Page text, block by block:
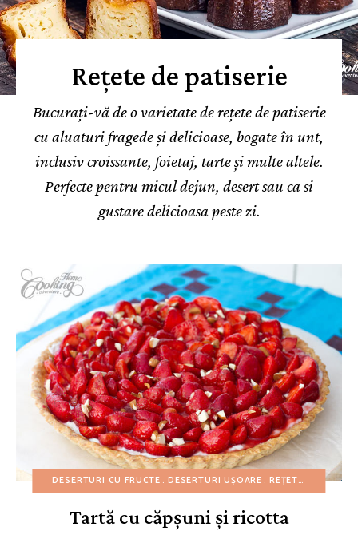
Rețete de patiserie
Bucurați-vă de o varietate de rețete de patiserie
cu aluaturi fragede și delicioase, bogate în unt,
inclusiv croissante, foietaj, tarte și multe altele.
Perfecte pentru micul dejun, desert sau ca si
gustare delicioasa peste zi.
DESERTURI CU FRUCTE DESERTURI UȘOARE REȚETE AMERICANE
Tartă cu căpșuni și ricotta